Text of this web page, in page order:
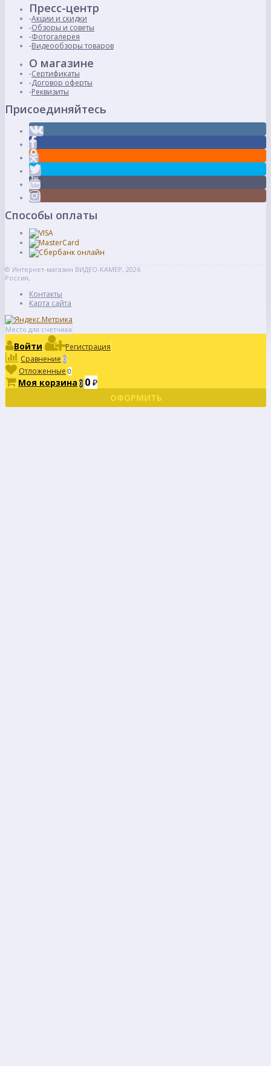
Пресс-центр
Акции и скидки
Обзоры и советы
Фотогалерея
Видеообзоры товаров
О магазине
Сертификаты
Договор оферты
Реквизиты
Присоединяйтесь
Способы оплаты
© Интернет-магазин ВИДЕО-КАМЕР, 2026
Россия,
Контакты
Карта сайта
Место для счетчика
Войти
Регистрация
Сравнение 0
Отложенные 0
Моя корзина 0 0 ₽
ОФОРМИТЬ